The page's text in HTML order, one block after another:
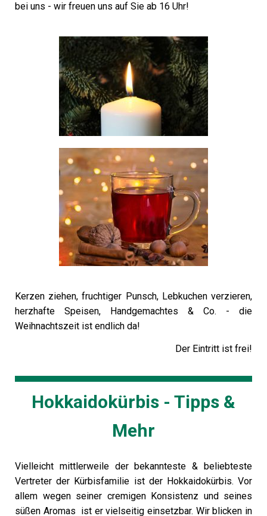
bei uns - wir freuen uns auf Sie ab 16 Uhr!
Kerzen ziehen, fruchtiger Punsch, Lebkuchen verzieren,
herzhafte Speisen, Handgemachtes & Co. - die
Weihnachtszeit ist endlich da!
Der Eintritt ist frei!
Hokkaidokürbis - Tipps &
Mehr
Vielleicht mittlerweile der bekannteste & beliebteste
Vertreter der Kürbisfamilie ist der Hokkaidokürbis. Vor
allem wegen seiner cremigen Konsistenz und seines
süßen Aromas ist er vielseitig einsetzbar. Wir blicken in